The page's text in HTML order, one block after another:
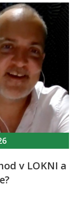
v LOKNI a